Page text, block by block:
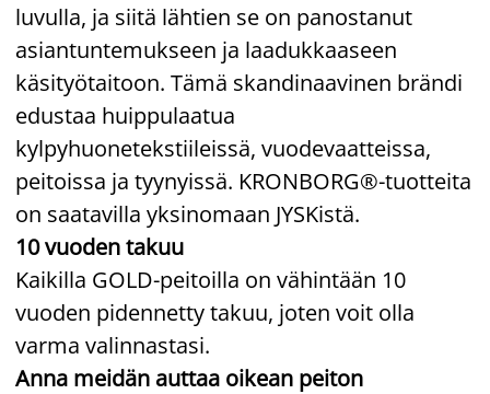
luvulla, ja siitä lähtien se on panostanut
asiantuntemukseen ja laadukkaaseen
käsityötaitoon. Tämä skandinaavinen brändi
edustaa huippulaatua
kylpyhuonetekstiileissä, vuodevaatteissa,
peitoissa ja tyynyissä. KRONBORG®-tuotteita
on saatavilla yksinomaan JYSKistä.
10 vuoden takuu
Kaikilla GOLD-peitoilla on vähintään 10
vuoden pidennetty takuu, joten voit olla
varma valinnastasi.
Anna meidän auttaa oikean peiton